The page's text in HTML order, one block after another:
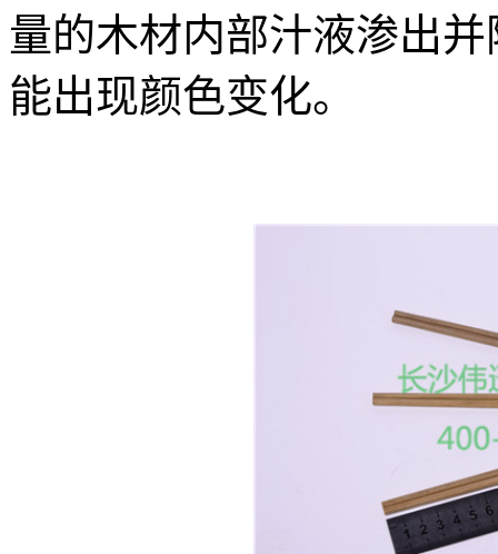
量的木材内部汁液渗出
能出现颜色变化。